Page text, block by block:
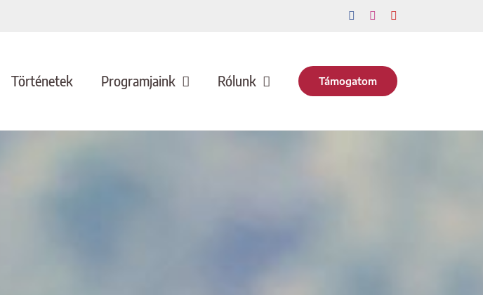
FacebookInstagram
Történetek Programjaink Rólunk Támogatom